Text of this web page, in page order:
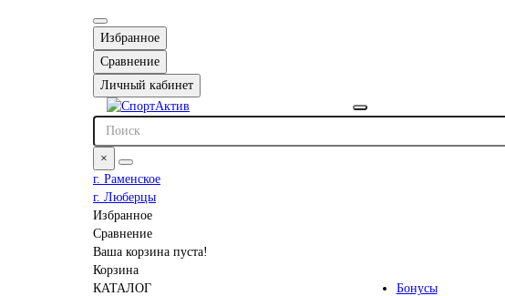
Избранное
Сравнение
Личный кабинет
×
г. Раменское
г. Люберцы
Избранное
Сравнение
Ваша корзина пуста!
Корзина
КАТАЛОГ
Бонусы